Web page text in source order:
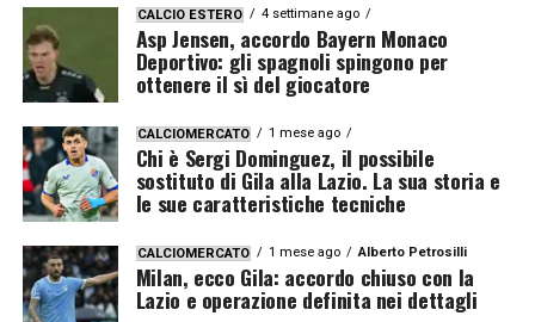
CALCIO ESTERO 4 settimane ago
Asp Jensen, accordo Bayern Monaco
Deportivo: gli spagnoli spingono per
ottenere il sì del giocatore
CALCIOMERCATO 1 mese ago
Chi è Sergi Dominguez, il possibile
sostituto di Gila alla Lazio. La sua storia e
le sue caratteristiche tecniche
CALCIOMERCATO 1 mese ago Alberto Petrosilli
Milan, ecco Gila: accordo chiuso con la
Lazio e operazione definita nei dettagli